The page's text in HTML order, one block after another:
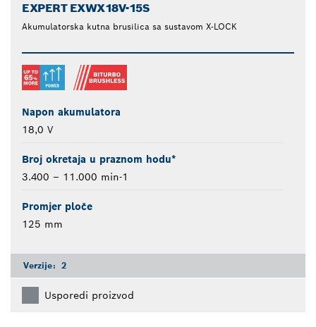
EXPERT EXWX18V-15S
Akumulatorska kutna brusilica sa sustavom X-LOCK
Napon akumulatora
18,0 V
Broj okretaja u praznom hodu*
3.400 – 11.000 min-1
Promjer ploče
125 mm
Verzije: 2
Usporedi proizvod